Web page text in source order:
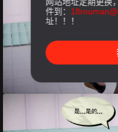
件到：
址！！！